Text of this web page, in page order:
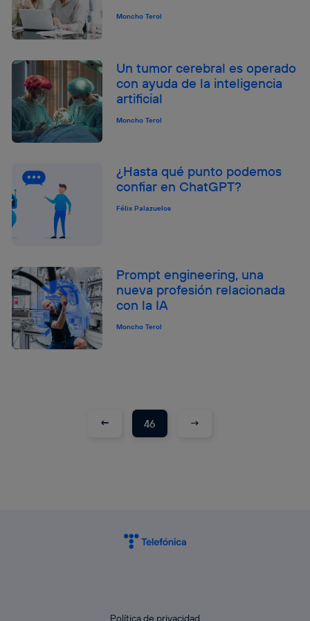
Moncho Terol
Un tumor cerebral es operado
con ayuda de la inteligencia
artificial
Moncho Terol
¿Hasta qué punto podemos
confiar en ChatGPT?
Félix Palazuelos
Prompt engineering, una
nueva profesión relacionada
con la IA
Moncho Terol
← 46 →
Política de privacidad